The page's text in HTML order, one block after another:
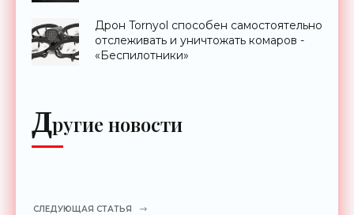
Дрон Tornyol способен самостоятельно
отслеживать и уничтожать комаров -
«Беспилотники»
Другие новости
СЛЕДУЮЩАЯ СТАТЬЯ